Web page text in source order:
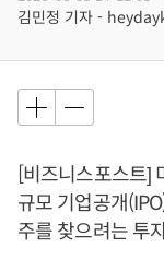
김민정 기자 -
[비즈니스포스트]
규모 기업공개
주를 찾으려는 투